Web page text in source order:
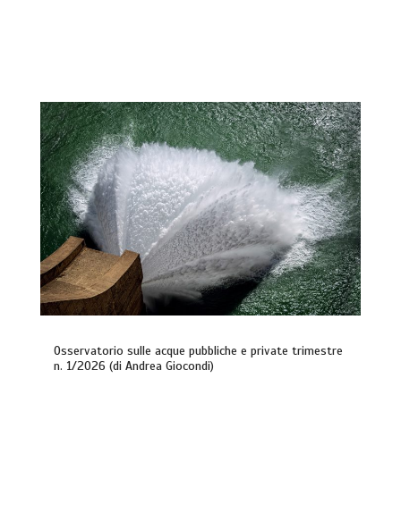
Osservatorio sulle acque pubbliche e private trimestre
n. 1/2026 (di Andrea Giocondi)